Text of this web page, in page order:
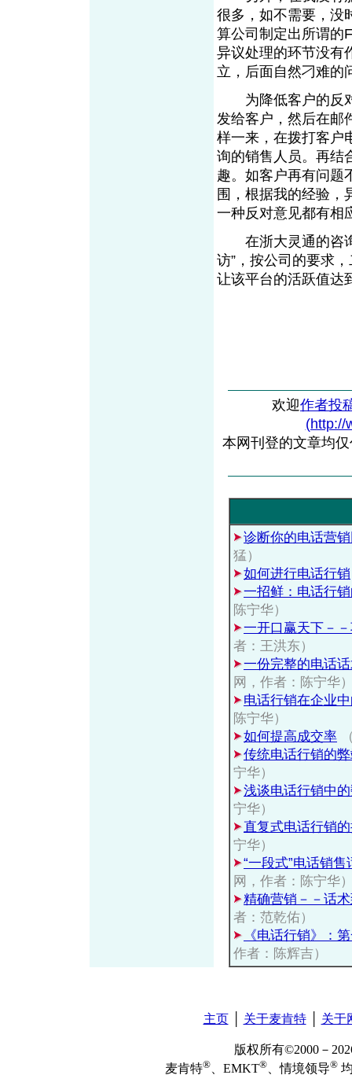
很多，如不需要，没
算公司制定出所谓的
异议处理的环节没有
立，后面自然刁难
为降低客户的反对
发给客户，然后在邮
样一来，在拨打客户
询的销售人员。再结
趣。如客户再有问题
围，根据我的经验，
一种反对意见都有
在浙大灵通的咨询
访”，按公司的要求
让该平台的活跃值达
欢迎作者投
(http://
本网刊登的文章均
诊断你的电话营
猛）
如何进行电话行销
一招鲜：电话行
陈宁华）
一开口赢天下－
者：王洪东）
一份完整的电话
网，作者：陈宁华
电话行销在企业
陈宁华）
如何提高成交率
传统电话行销的
宁华）
浅谈电话行销中
宁华）
直复式电话行销
宁华）
“一段式”电话销
网，作者：陈宁华
精确营销－－话
者：范乾佑）
《电话行销》：
作者：陈辉吉）
主页│ 关于麦肯特│ 关于
版权所有©2000－
麦肯特® 、EMKT® 、情境领导®